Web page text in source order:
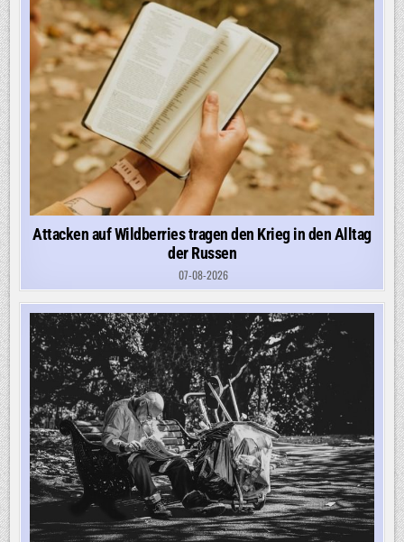
Attacken auf Wildberries tragen den Krieg in den Alltag
der Russen
07-08-2026